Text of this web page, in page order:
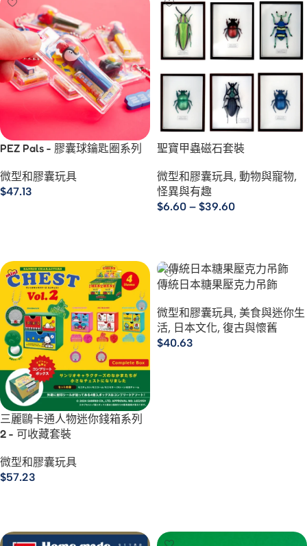
PEZ Pals - 膠囊球鑰匙圈系列
微型和膠囊玩具
$47.13
聖寶甲蟲磁石套裝
微型和膠囊玩具, 動物與寵物,
怪異與有趣
$6.60 – $39.60
三麗鷗卡通人物迷你錢箱系列
2 - 可收藏套裝
微型和膠囊玩具
$57.23
傳統日本糖果壓克力吊飾
微型和膠囊玩具, 美食與迷你生
活, 日本文化, 復古與懷舊
$40.63